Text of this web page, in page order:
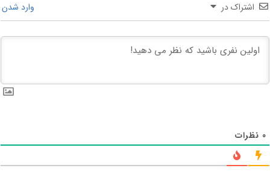
اشتراک در وارد شدن
0 نظرات